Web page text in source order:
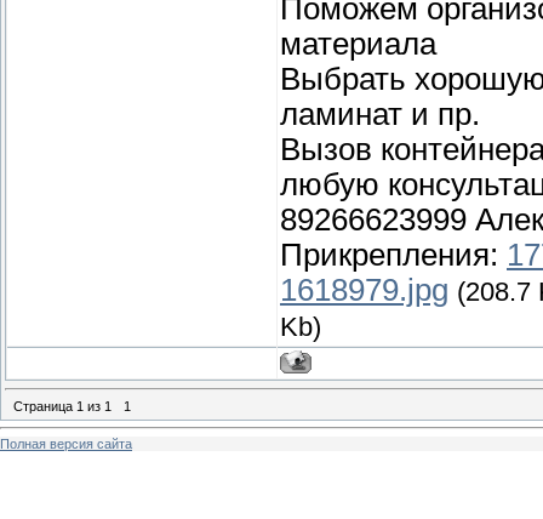
Поможем
материала
Выбрать хорошую
ламинат и пр.
Вызов
любую
89266623999
Прикрепления:
1618979.jpg (208.7
Kb)
Страница 1 из 1 1
Полная версия сайта